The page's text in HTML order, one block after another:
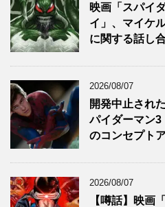
映画「スパイ
イ」、マイケ
に関する話し
2026/08/07
開発中止され
パイダーマン3
のコンセプト
2026/08/07
【噂話】映画